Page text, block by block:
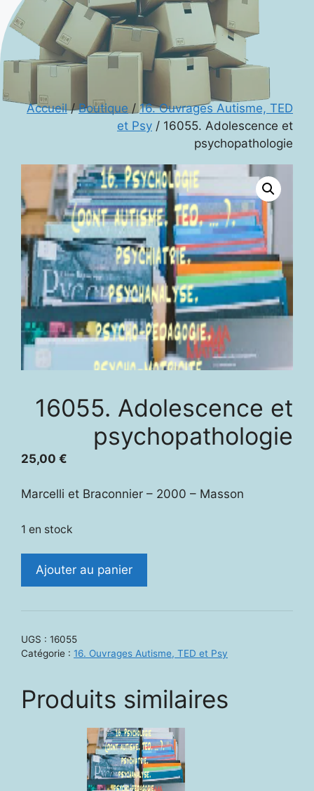
Accueil/Boutique /16. Ouvrages Autisme, TED
et Psy / 16055. Adolescence et
psychopathologie
16055. Adolescence et
psychopathologie
25,00 €
Marcelli et Braconnier – 2000 – Masson
1 en stock
quantité
psychopathologie
Ajouter au panier
UGS : 16055
Catégorie : 16. Ouvrages Autisme, TED et Psy
Produits similaires